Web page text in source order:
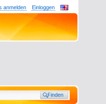
Einloggen
anmelden